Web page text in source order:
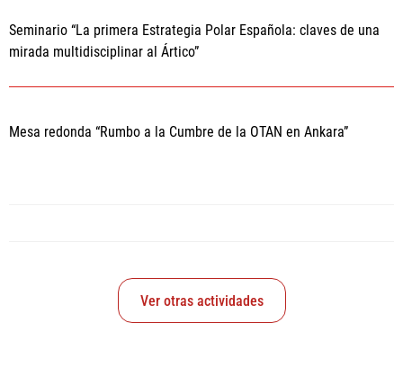
Seminario “La primera Estrategia Polar Española: claves de una
mirada multidisciplinar al Ártico”
Mesa redonda “Rumbo a la Cumbre de la OTAN en Ankara”
Ver otras actividades